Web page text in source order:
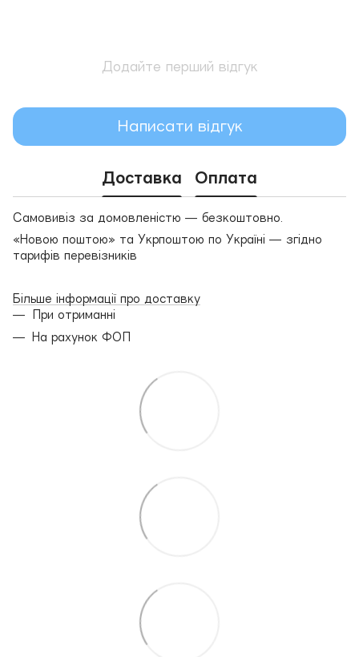
Додайте перший відгук
Написати відгук
Доставка Оплата
Самовивіз за домовленістю — безкоштовно.
«Новою поштою» та Укрпоштою по Україні — згідно
тарифів перевізників
Більше інформації про доставку
При отриманні
На рахунок ФОП